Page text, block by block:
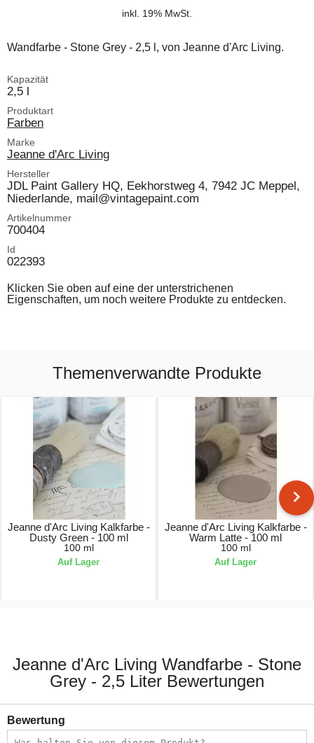
inkl. 19% MwSt.
Wandfarbe - Stone Grey - 2,5 l, von Jeanne d'Arc Living.
Kapazität
2,5 l
Produktart
Farben
Marke
Jeanne d'Arc Living
Hersteller
JDL Paint Gallery HQ, Eekhorstweg 4, 7942 JC Meppel,
Niederlande, mail@vintagepaint.com
Artikelnummer
700404
Id
022393
Klicken Sie oben auf eine der unterstrichenen
Eigenschaften, um noch weitere Produkte zu entdecken.
Themenverwandte Produkte
Jeanne d'Arc Living Kalkfarbe -
Dusty Green - 100 ml
100 ml
Auf Lager
Jeanne d'Arc Living Kalkfarbe -
Warm Latte - 100 ml
100 ml
Auf Lager
Jeanne d'Arc Living Wandfarbe - Stone
Grey - 2,5 Liter Bewertungen
Bewertung